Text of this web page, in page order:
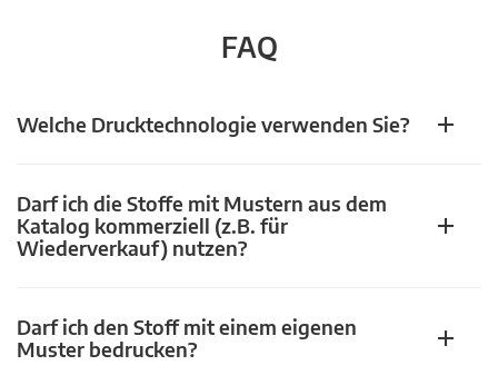
FAQ
Welche Drucktechnologie verwenden Sie?
Darf ich die Stoffe mit Mustern aus dem
Katalog kommerziell (z.B. für
Wiederverkauf) nutzen?
Darf ich den Stoff mit einem eigenen
Muster bedrucken?